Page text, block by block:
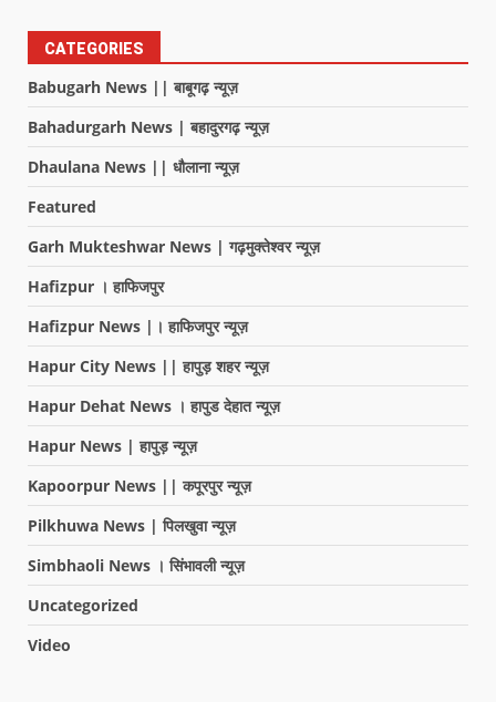
CATEGORIES
Babugarh News || बाबूगढ़ न्यूज़
Bahadurgarh News | बहादुरगढ़ न्यूज़
Dhaulana News || धौलाना न्यूज़
Featured
Garh Mukteshwar News | गढ़मुक्तेश्वर न्यूज़
Hafizpur । हाफिजपुर
Hafizpur News |। हाफिजपुर न्यूज़
Hapur City News || हापुड़ शहर न्यूज़
Hapur Dehat News । हापुड देहात न्यूज़
Hapur News | हापुड़ न्यूज़
Kapoorpur News || कपूरपुर न्यूज़
Pilkhuwa News | पिलखुवा न्यूज़
Simbhaoli News । सिंभावली न्यूज़
Uncategorized
Video